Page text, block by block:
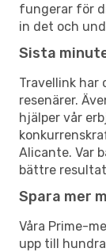
fungerar för
in det och
Sista
Travellink har
resenärer.
hjälper vår
Alicante. Var
bättre
Spara mer
Våra Prime-
upp till